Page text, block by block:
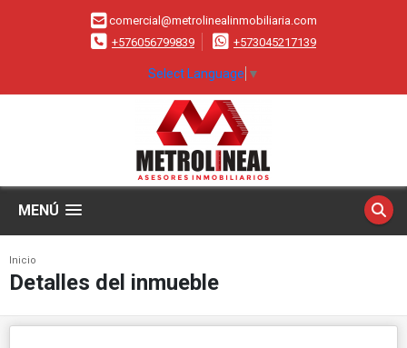
comercial@metrolinealinmobiliaria.com
+576056799839
+573045217139
Select Language ▼
MENÚ
Inicio
Detalles del inmueble